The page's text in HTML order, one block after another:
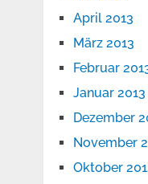
April 2013
März 2013
Februar
Januar 2013
Dezember
November
Oktober